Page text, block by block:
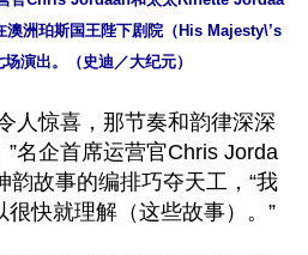
洲珀斯国王陛下剧院（His Majesty\’s
演出。（史迪／大纪元）
人惊喜，那节奏和韵律深深
名企首席运营官Chris Jorda
韵故事的编排巧夺天工，“我
快就理解（这些故事）。”